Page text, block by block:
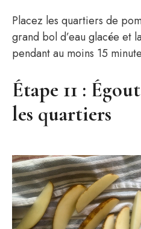
Placez les quartiers de
grand bol d’eau glacée et
pendant au moins 15
Étape 11 :
les quartiers